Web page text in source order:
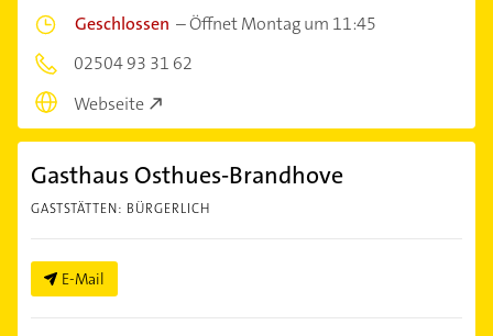
Geschlossen –Öffnet Montag um 11:45
02504 93 31 62
Webseite
Gasthaus Osthues-Brandhove
GASTSTÄTTEN: BÜRGERLICH
E-Mail